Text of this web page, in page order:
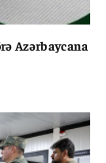
Azərbaycana